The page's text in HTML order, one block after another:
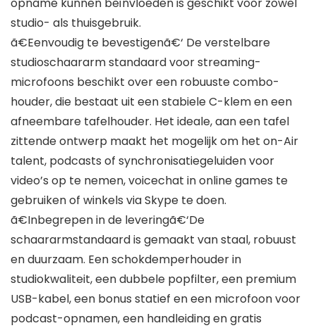
opname kunnen beïnvloeden is geschikt voor zowel
studio- als thuisgebruik.
ã€Eenvoudig te bevestigenã€‘ De verstelbare
studioschaararm standaard voor streaming-
microfoons beschikt over een robuuste combo-
houder, die bestaat uit een stabiele C-klem en een
afneembare tafelhouder. Het ideale, aan een tafel
zittende ontwerp maakt het mogelijk om het on-Air
talent, podcasts of synchronisatiegeluiden voor
video’s op te nemen, voicechat in online games te
gebruiken of winkels via Skype te doen.
ã€Inbegrepen in de leveringã€‘De
schaararmstandaard is gemaakt van staal, robuust
en duurzaam. Een schokdemperhouder in
studiokwaliteit, een dubbele popfilter, een premium
USB-kabel, een bonus statief en een microfoon voor
podcast-opnamen, een handleiding en gratis